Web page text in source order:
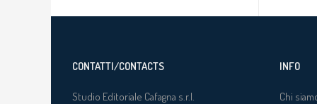
CONTATTI/CONTACTS
Studio Editoriale Cafagna s.r.l.
INFO
Chi